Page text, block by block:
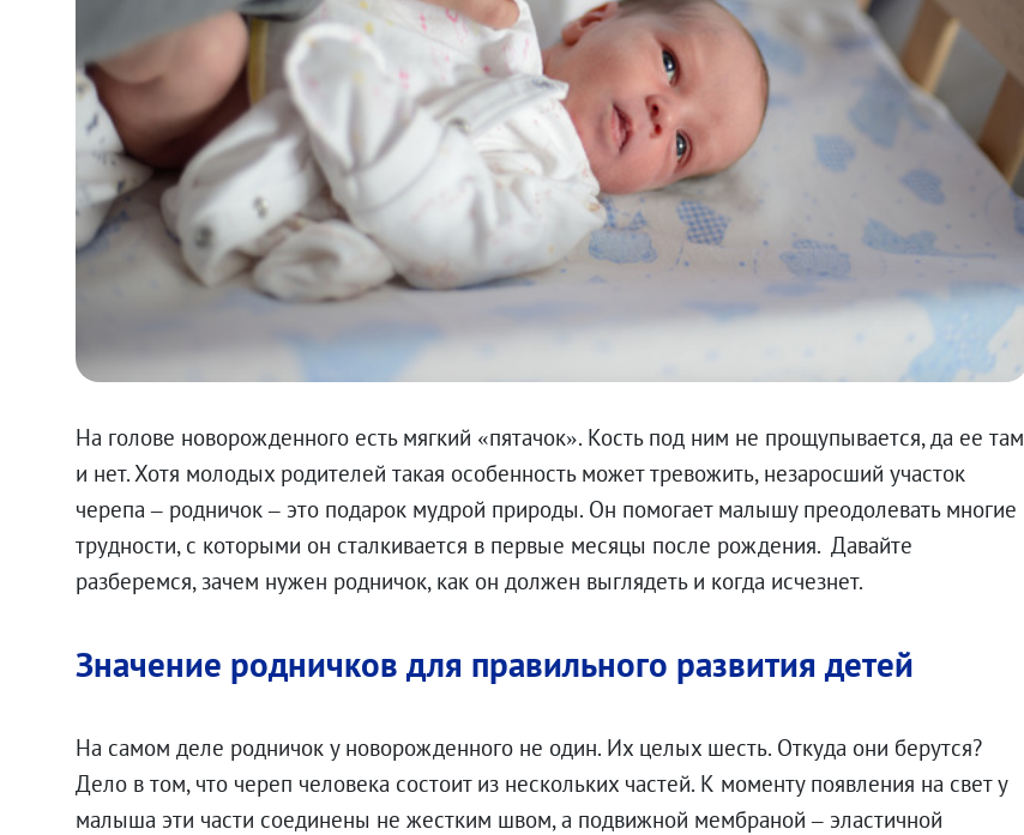
На голове новорожденного есть мягкий «пятачок». Кость под ним не прощупывается, да ее там
и нет. Хотя молодых родителей такая особенность может тревожить, незаросший участок
черепа – родничок – это подарок мудрой природы. Он помогает малышу преодолевать многие
трудности, с которыми он сталкивается в первые месяцы после рождения. Давайте
разберемся, зачем нужен родничок, как он должен выглядеть и когда исчезнет.
Значение родничков для правильного развития детей
На самом деле родничок у новорожденного не один. Их целых шесть. Откуда они берутся?
Дело в том, что череп человека состоит из нескольких частей. К моменту появления на свет у
малыша эти части соединены не жестким швом, а подвижной мембраной – эластичной